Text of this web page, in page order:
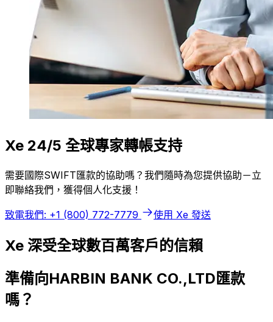
Xe 24/5 全球專家轉帳支持
需要國際SWIFT匯款的協助嗎？我們隨時為您提供協助－立
即聯絡我們，獲得個人化支援！
致電我們: +1 (800) 772-7779 使用 Xe 發送
Xe 深受全球數百萬客戶的信賴
準備向HARBIN BANK CO.,LTD匯款
嗎？